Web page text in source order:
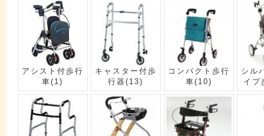
アシスト付歩行
車(1)
キャスター付歩
行器(13)
コンパクト歩行
車(10)
シル
イプ